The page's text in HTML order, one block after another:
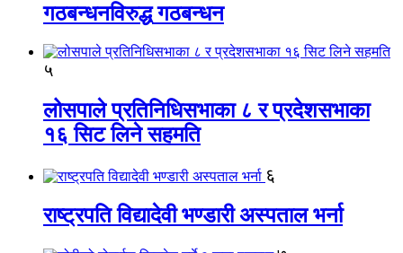
गठबन्धनविरुद्ध गठबन्धन
५
लोसपाले प्रतिनिधिसभाका ८ र प्रदेशसभाका
१६ सिट लिने सहमति
६
राष्ट्रपति विद्यादेवी भण्डारी अस्पताल भर्ना